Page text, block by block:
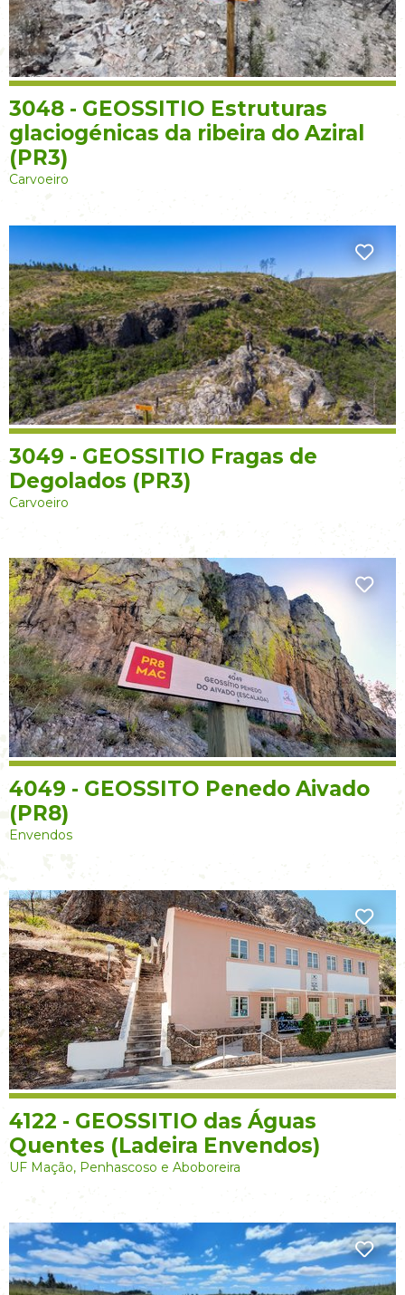
3048 - GEOSSITIO Estruturas
glaciogénicas da ribeira do Aziral
(PR3)
Carvoeiro
3049 - GEOSSITIO Fragas de
Degolados (PR3)
Carvoeiro
4049 - GEOSSITO Penedo Aivado
(PR8)
Envendos
4122 - GEOSSITIO das Águas
Quentes (Ladeira Envendos)
UF Mação, Penhascoso e Aboboreira